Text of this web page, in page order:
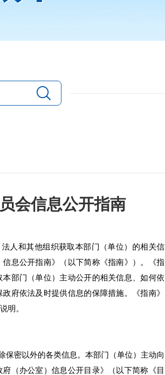
会信息公开指南
人和其他组织获取本部门（单位）的相关信
息公开指南》（以下简称《指南》）。《指
部门（单位）主动公开的相关信息、如何依
府依法及时提供信息的保障措施。《指南》
明。
保密以外的各类信息。本部门（单位）主动向
（办公室）信息公开目录》（以下简称《目